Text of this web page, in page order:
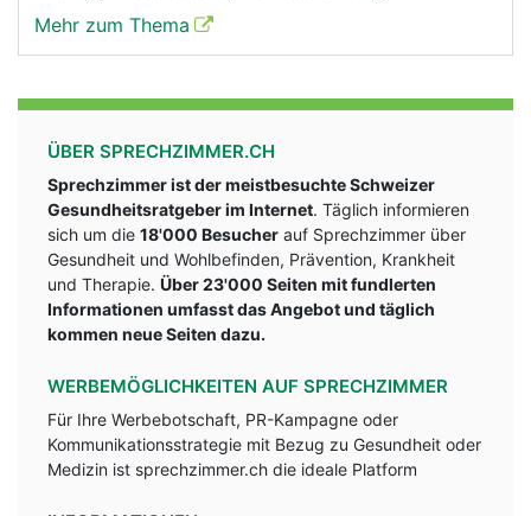
Mehr zum Thema
ÜBER SPRECHZIMMER.CH
Sprechzimmer ist der meistbesuchte Schweizer
Gesundheitsratgeber im Internet. Täglich informieren
sich um die 18'000 Besucher auf Sprechzimmer über
Gesundheit und Wohlbefinden, Prävention, Krankheit
und Therapie. Über 23'000 Seiten mit fundlerten
Informationen umfasst das Angebot und täglich
kommen neue Seiten dazu.
WERBEMÖGLICHKEITEN AUF SPRECHZIMMER
Für Ihre Werbebotschaft, PR-Kampagne oder
Kommunikationsstrategie mit Bezug zu Gesundheit oder
Medizin ist sprechzimmer.ch die ideale Platform